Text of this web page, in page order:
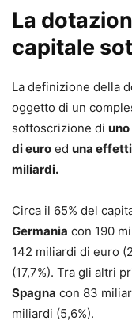
La
capitale
La definizione della
oggetto di un
sottoscrizione di
di euro ed una
miliardi.
Circa il 65% del
Germania con 190
142 miliardi di euro
(17,7%). Tra gli altri
Spagna con 83
miliardi (5,6%).